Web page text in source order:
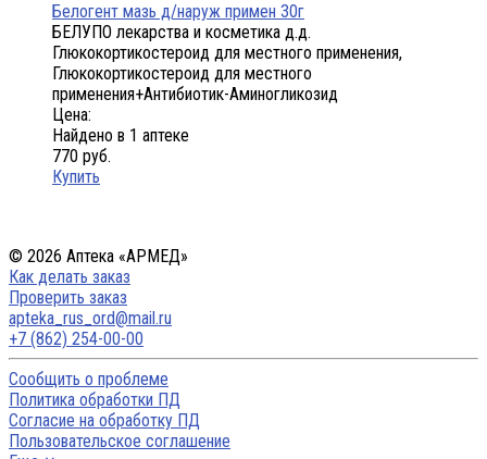
Белогент мазь д/наруж примен 30г
БЕЛУПО лекарства и косметика д.д.
Глюкокортикостероид для местного применения,
Глюкокортикостероид для местного
применения+Антибиотик-Аминогликозид
Цена:
Найдено в 1 аптеке
770 руб.
Купить
© 2026 Аптека «АРМЕД»
Как делать заказ
Проверить заказ
apteka_rus_ord@mail.ru
+7 (862) 254-00-00
Сообщить о проблеме
Политика обработки ПД
Согласие на обработку ПД
Пользовательское соглашение